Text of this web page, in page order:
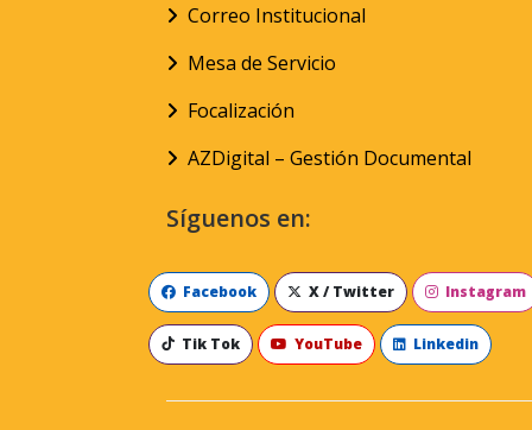
Correo Institucional
Mesa de Servicio
Focalización
AZDigital – Gestión Documental
Síguenos en:
Facebook X / Twitter Instagram
Tik Tok YouTube Linkedin